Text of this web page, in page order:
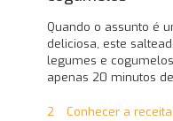
Quando o assunto é
deliciosa, este
legumes e
apenas 20 minutos
2 Conhecer a